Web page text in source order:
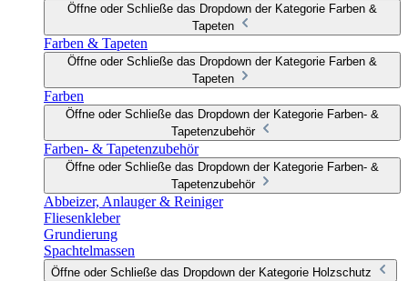
Öffne oder Schließe das Dropdown der Kategorie Farben &
Tapeten
Farben & Tapeten
Öffne oder Schließe das Dropdown der Kategorie Farben &
Tapeten
Farben
Öffne oder Schließe das Dropdown der Kategorie Farben- &
Tapetenzubehör
Farben- & Tapetenzubehör
Öffne oder Schließe das Dropdown der Kategorie Farben- &
Tapetenzubehör
Abbeizer, Anlauger & Reiniger
Fliesenkleber
Grundierung
Spachtelmassen
Öffne oder Schließe das Dropdown der Kategorie Holzschutz